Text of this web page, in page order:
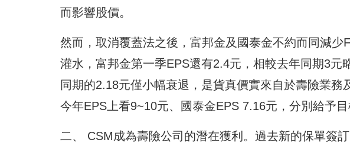
而影響股價。
然而，取消覆蓋法之後，富邦金及國泰金不約而同減少
灌水，富邦金第一季EPS還有2.4元，相較去年同期3元
同期的2.18元僅小幅衰退，是貨真價實來自於壽險業
今年EPS上看9~10元、國泰金EPS 7.16元，分別給予目
二、 CSM成為壽險公司的潛在獲利。過去新的保單簽